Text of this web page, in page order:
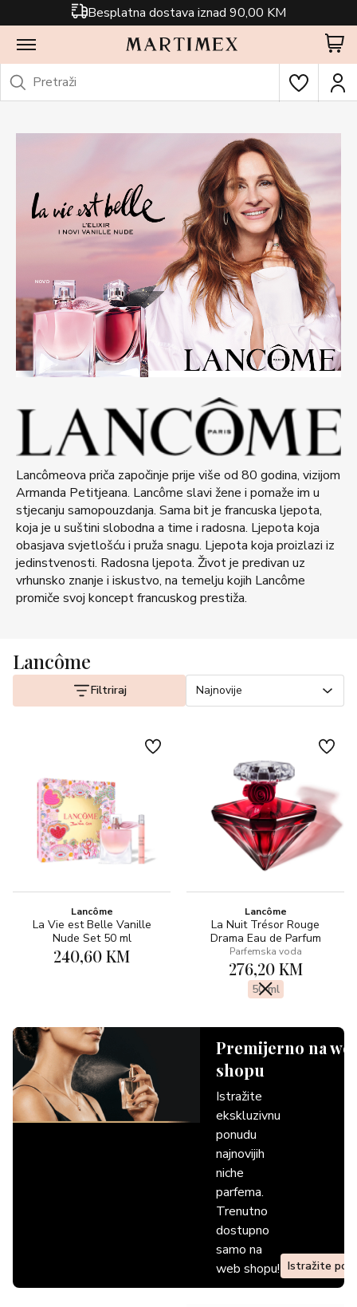
Besplatna dostava iznad 90,00 KM
Lancômeova priča započinje prije više od 80 godina, vizijom
Armanda Petitjeana. Lancôme slavi žene i pomaže im u
stjecanju samopouzdanja. Sama bit je francuska ljepota,
koja je u suštini slobodna a time i radosna. Ljepota koja
obasjava svjetlošću i pruža snagu. Ljepota koja proizlazi iz
jedinstvenosti. Radosna ljepota. Život je predivan uz
vrhunsko znanje i iskustvo, na temelju kojih Lancôme
promiče svoj koncept francuskog prestiža.
Lancôme
Filtriraj Najnovije
Lancôme
La Vie est Belle Vanille
Nude Set 50 ml
240,60 KM
Lancôme
La Nuit Trésor Rouge
Drama Eau de Parfum
Parfemska voda
276,20 KM
50 ml
Premijerno na
shopu
Istražite
ekskluzivnu
ponudu
najnovijih
niche
parfema.
Trenutno
dostupno
samo na
web shopu! Istražite